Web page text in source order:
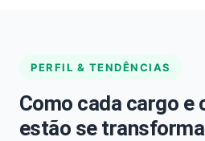
PERFIL & TENDÊNCIAS
Como cada cargo e
estão se